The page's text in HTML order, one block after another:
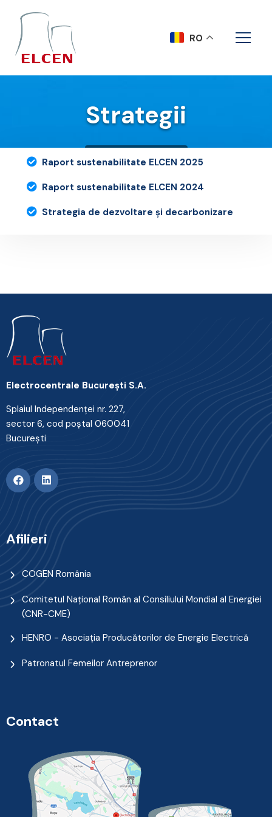
Strategii
Acasa Strategii
Raport sustenabilitate ELCEN 2025
Raport sustenabilitate ELCEN 2024
Strategia de dezvoltare și decarbonizare
Electrocentrale Bucureşti S.A.
Splaiul Independenţei nr. 227,
sector 6, cod poştal 060041
Bucureşti
Afilieri
COGEN România
Comitetul Naţional Român al Consiliului Mondial al Energiei
(CNR-CME)
HENRO - Asociația Producătorilor de Energie Electrică
Patronatul Femeilor Antreprenor
Contact
RO